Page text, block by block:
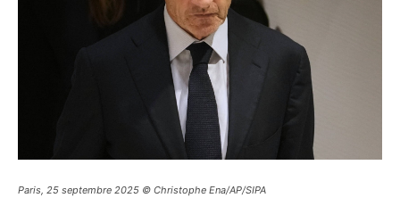
Paris, 25 septembre 2025 © Christophe Ena/AP/SIPA